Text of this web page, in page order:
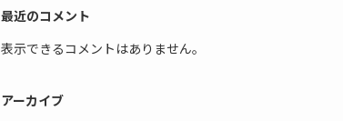
最近のコメント
表示できるコメントはありません。
アーカイブ